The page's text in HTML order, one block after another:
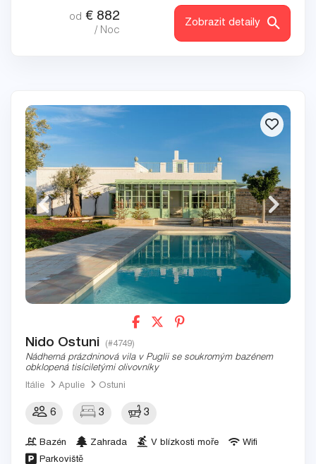
od € 882
/ Noc
Zobrazit detaily
Nido Ostuni (#4749)
Nádherná prázdninová vila v Puglii se soukromým bazénem
obklopená tisíciletými olivovníky
Itálie
Apulie Ostuni
6 3 3
Bazén Zahrada V blízkosti moře
Wifi
Parkoviště